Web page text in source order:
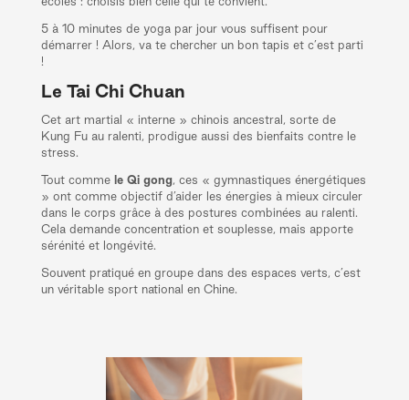
5 à 10 minutes de yoga par jour vous suffisent pour
démarrer ! Alors, va te chercher un bon tapis et c’est parti
!
Le Tai Chi Chuan
Cet art martial « interne » chinois ancestral, sorte de
Kung Fu au ralenti, prodigue aussi des bienfaits contre le
stress.
Tout comme le Qi gong, ces « gymnastiques énergétiques
» ont comme objectif d’aider les énergies à mieux circuler
dans le corps grâce à des postures combinées au ralenti.
Cela demande concentration et souplesse, mais apporte
sérénité et longévité.
Souvent pratiqué en groupe dans des espaces verts, c’est
un véritable sport national en Chine.